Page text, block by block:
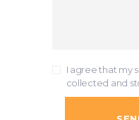
I agree that my
collected and